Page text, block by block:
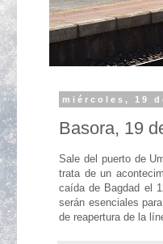
miércoles, 19
Basora, 19
Sale del puerto de
trata de un
caída de Bagdad el
serán esenciales
de reapertura de la